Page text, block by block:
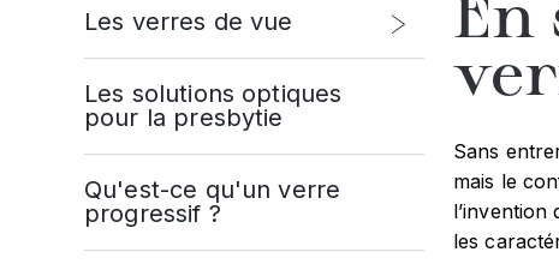
Les verres de vue
Les solutions optiques
pour la presbytie
Qu'est-ce qu'un verre
progressif ?
En
Sans
mais le
les